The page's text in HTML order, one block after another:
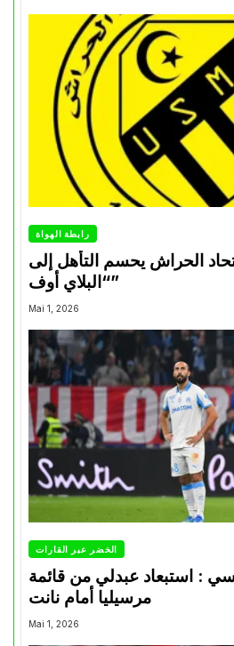
رابطة الهواة
اتحاد الحراش يحسم التأهل إلى
“البلاي أوف”
Mai 1, 2026
الخضر عبر القارات
: استبعاد عبدلي من قائمة
مرسيليا أمام نانت
Mai 1, 2026